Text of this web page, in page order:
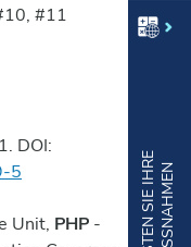
T
E
S
T
E
N
S
I
E
I
H
R
E
M
A
SS
N
A
H
M
E
N
#11
DOI:
5
Unit, PHP -